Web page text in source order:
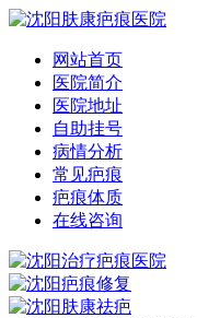
网站首页
医院简介
医院地址
自助挂号
病情分析
常见疤痕
疤痕体质
在线咨询